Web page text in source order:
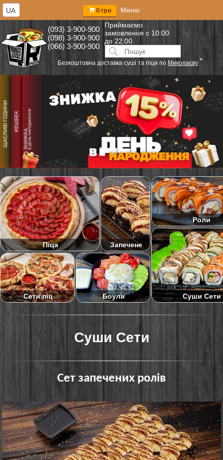
(093) 3-900-900
(098) 3-900-900
(066) 3-900-900
Приймаємо
замовлення с 10:00
до 22:00
Искать:ПОИСК
0 грн Меню
Безкоштовна доставка суші та піци по Миколаєву *
UA
Піца Запечене
Роли
Сети піц Боули Суши Сети
Суши Сети
Сет запечених ролів